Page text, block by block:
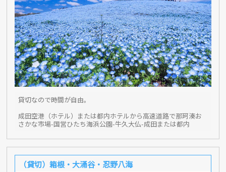
貸切なので時間が自由。
成田空港（ホテル）または都内ホテルから高速道路で那珂湊お
さかな市場-国営ひたち海浜公園-牛久大仏-成田または都内
（貸切）箱根・大涌谷・忍野八海